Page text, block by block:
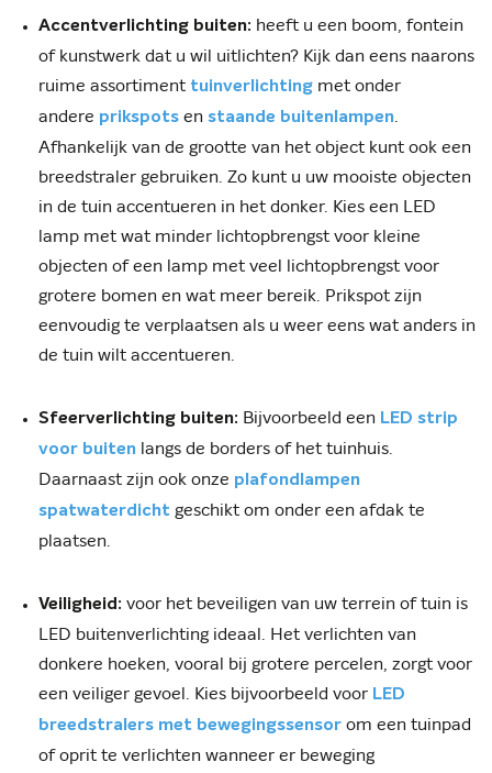
Accentverlichting buiten: heeft u een boom, fontein
of kunstwerk dat u wil uitlichten? Kijk dan eens naarons
ruime assortiment tuinverlichting met onder
andere prikspots en staande buitenlampen
Afhankelijk van de grootte van het object kunt ook een
breedstraler gebruiken. Zo kunt u uw mooiste objecten
in de tuin accentueren in het donker. Kies een LED
lamp met wat minder lichtopbrengst voor kleine
objecten of een lamp met veel lichtopbrengst voor
grotere bomen en wat meer bereik. Prikspot zijn
eenvoudig te verplaatsen als u weer eens wat anders in
de tuin wilt accentueren.
Sfeerverlichting buiten: Bijvoorbeeld een LED strip
voor buiten langs de borders of het tuinhuis.
Daarnaast zijn ook onze plafondlampen
spatwaterdicht geschikt om onder een afdak te
plaatsen.
Veiligheid: voor het beveiligen van uw terrein of tuin is
LED buitenverlichting ideaal. Het verlichten van
donkere hoeken, vooral bij grotere percelen, zorgt voor
een veiliger gevoel. Kies bijvoorbeeld voor LED
breedstralers met bewegingssensor om een tuinpad
of oprit te verlichten wanneer er beweging